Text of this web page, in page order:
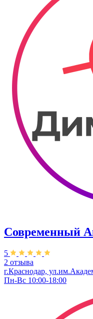
Современный
5
2 отзыва
г.Краснодар,
Пн-Вс 10:00-18:00